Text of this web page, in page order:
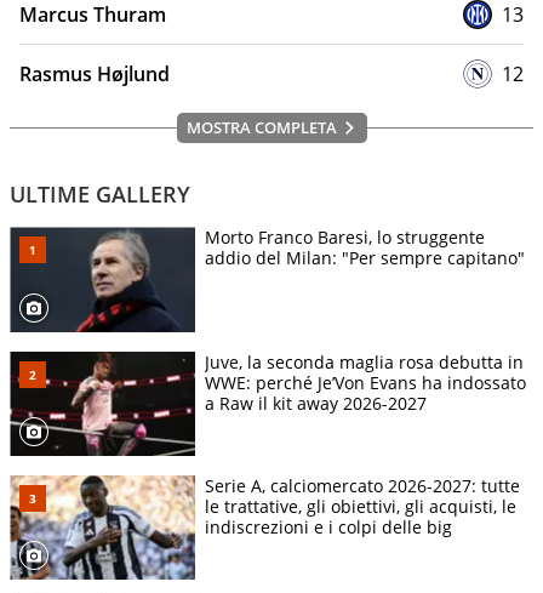
Marcus Thuram 13
Rasmus Højlund 12
MOSTRA COMPLETA
ULTIME GALLERY
Morto Franco Baresi, lo struggente
addio del Milan: "Per sempre capitano"
Juve, la seconda maglia rosa debutta in
WWE: perché Je’Von Evans ha indossato
a Raw il kit away 2026-2027
Serie A, calciomercato 2026-2027: tutte
le trattative, gli obiettivi, gli acquisti, le
indiscrezioni e i colpi delle big